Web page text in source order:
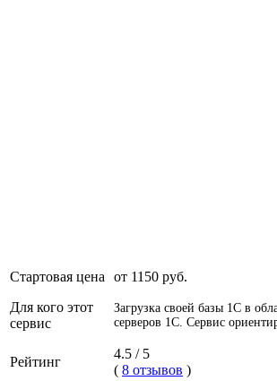
Стартовая цена от 1150 руб.
Для кого этот
сервис
Загрузка своей базы 1С в
серверов 1С. Сервис
Рейтинг
4.5 / 5
( 8 отзывов )